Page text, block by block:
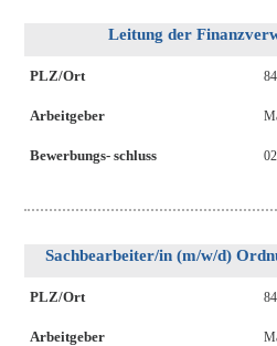
Leitung der
PLZ/Ort
Arbeitgeber
Bewerbungs- schluss
Sachbearbeiter/in (m/w/d)
PLZ/Ort
Arbeitgeber